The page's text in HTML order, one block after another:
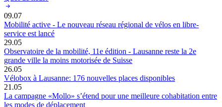
09.07
Mobilité active - Le nouveau réseau régional de vélos en libre-
service est lancé
29.05
Observatoire de la mobilité, 11e édition - Lausanne reste la 2e
grande ville la moins motorisée de Suisse
26.05
Vélobox à Lausanne: 176 nouvelles places disponibles
21.05
La campagne «Mollo» s’étend pour une meilleure cohabitation entre
les modes de déplacement